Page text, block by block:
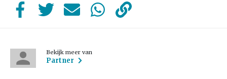
Bekijk meer van
Partner